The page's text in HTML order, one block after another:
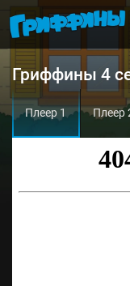
Гриффины 4
Плеер 1 Плеер